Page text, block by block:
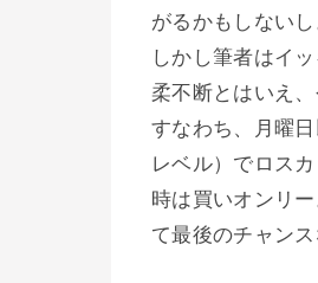
がるかもしないし
しかし筆者はイ
柔不断とはいえ
すなわち、月曜
レベル）でロス
時は買いオンリ
て最後のチャン